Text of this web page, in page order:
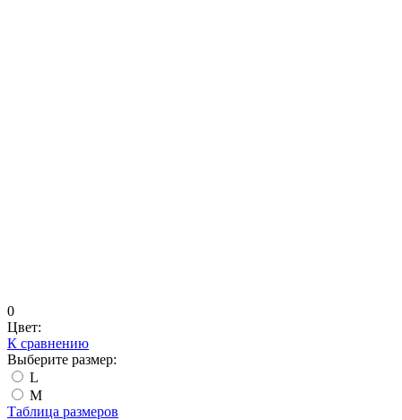
0
Цвет:
К сравнению
Выберите размер:
L
M
Таблица размеров